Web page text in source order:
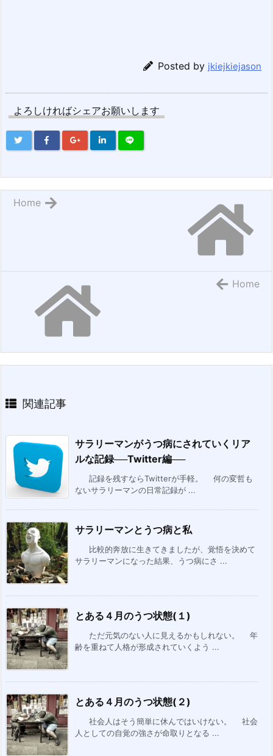
Posted by jkiejkiejason
よろしければシェアお願いします
Home
Home
関連記事
サラリーマンがうつ病にされていくリア
ルな記録──Twitter編──
記録を残すならTwitterが手軽。 何の変哲も
ないサラリーマンの日常記録が ...
サラリーマンとうつ病と私
比較的奔放に生きてきましたが、覚悟を決めて
サラリーマンになった結果、うつ病にさ ...
とある４月のうつ状態(１)
ただ元気のない人に見えるかもしれない。 年
齢を重ねて人格が形成されていくよう ...
とある４月のうつ状態(２)
社会人はそう簡単に休んではいけない。 社会
人としての自覚の強さが命取りとなる ...